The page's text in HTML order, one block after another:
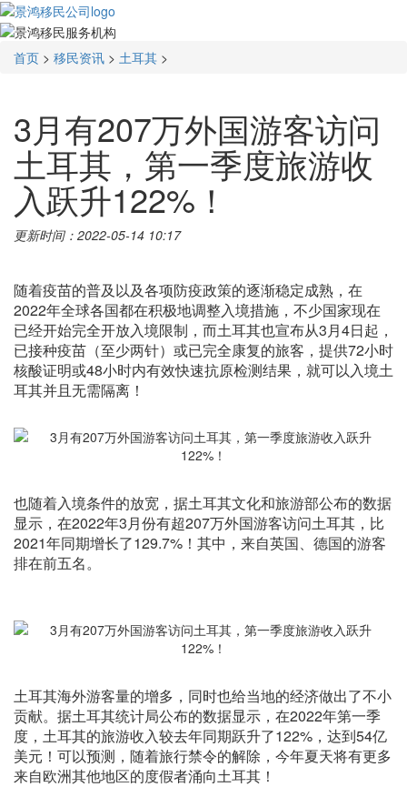
首页 > 移民资讯 > 土耳其 >
3月有207万外国游客访问
土耳其，第一季度旅游收
入跃升122%！
更新时间：2022-05-14 10:17
随着疫苗的普及以及各项防疫政策的逐渐稳定成熟，在
2022年全球各国都在积极地调整入境措施，不少国家现在
已经开始完全开放入境限制，而土耳其也宣布从3月4日起，
已接种疫苗（至少两针）或已完全康复的旅客，提供72小时
核酸证明或48小时内有效快速抗原检测结果，就可以入境土
耳其并且无需隔离！
也随着入境条件的放宽，据土耳其文化和旅游部公布的数据
显示，在2022年3月份有超207万外国游客访问土耳其，比
2021年同期增长了129.7%！其中，来自英国、德国的游客
排在前五名。
土耳其海外游客量的增多，同时也给当地的经济做出了不小
贡献。据土耳其统计局公布的数据显示，在2022年第一季
度，土耳其的旅游收入较去年同期跃升了122%，达到54亿
美元！可以预测，随着旅行禁令的解除，今年夏天将有更多
来自欧洲其他地区的度假者涌向土耳其！